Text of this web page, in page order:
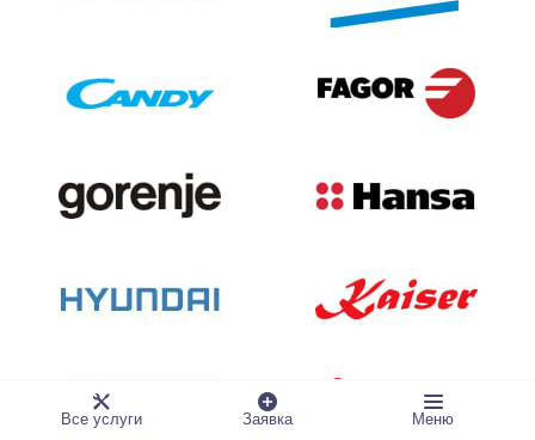
Все услуги Заявка Меню